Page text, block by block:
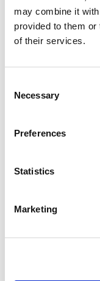
may combine it
provided to them
of their services.
Selection
Necessary
Preferences
Statistics
Marketing
Kitchen